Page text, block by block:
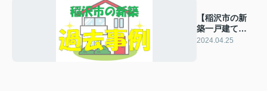
【稲沢市の新
築一戸建て】
過去の販売事
2024.04.25